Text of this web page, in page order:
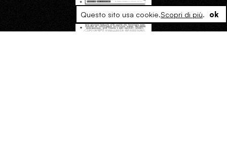
Questo sito usa cookie.Scopri di più. ok